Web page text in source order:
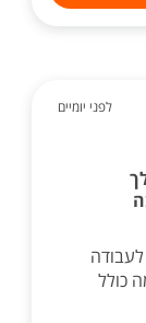
לפני יומיים
כולל